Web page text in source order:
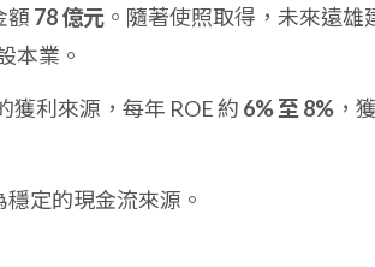
額 78 億元 。隨著使照取得，未來遠雄
本業。
獲利來源，每年 ROE 約 6% 至 8% ，
定的現金流來源。